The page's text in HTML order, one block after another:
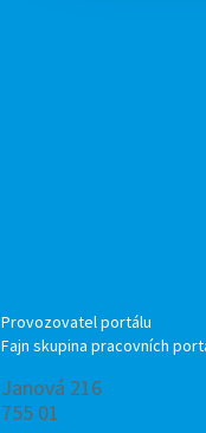
Provozovatel portálu
Fajn skupina pracovních
Janová 216
755 01